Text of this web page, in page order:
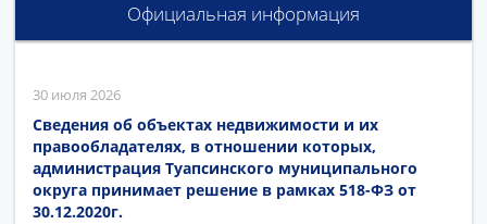
Официальная информация
30 июля 2026
Сведения об объектах недвижимости и их
правообладателях, в отношении которых,
администрация Туапсинского муниципального
округа принимает решение в рамках 518-ФЗ от
30.12.2020г.